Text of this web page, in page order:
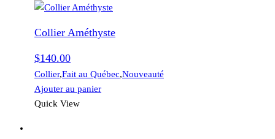
Collier Améthyste
$140.00
Collier,Fait au Québec,Nouveauté
Ajouter au panier
Quick View